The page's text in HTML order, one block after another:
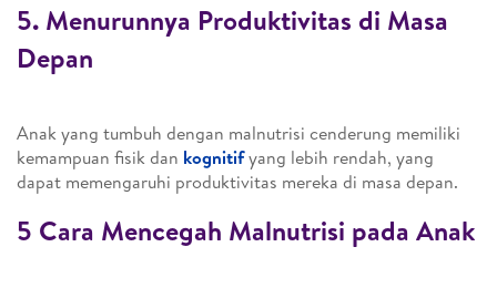
5. Menurunnya Produktivitas di Masa
Depan
Anak yang tumbuh dengan malnutrisi cenderung memiliki
kemampuan fisik dan kognitifyang lebih rendah, yang
dapat memengaruhi produktivitas mereka di masa depan.
5 Cara Mencegah Malnutrisi pada Anak